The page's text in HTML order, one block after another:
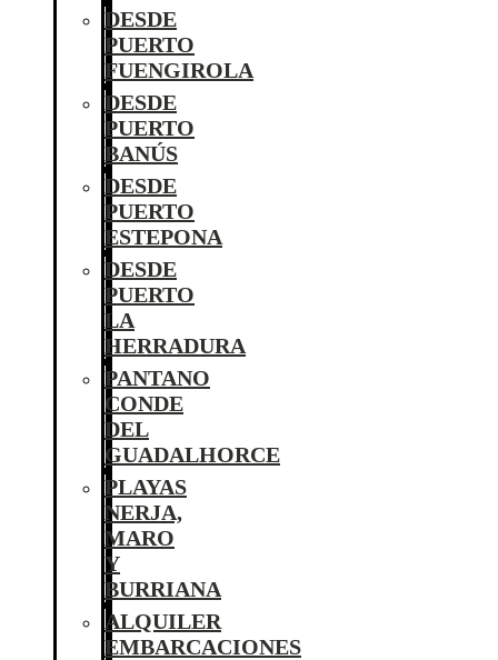
DESDE
PUERTO
FUENGIROLA
DESDE
PUERTO
BANÚS
DESDE
PUERTO
ESTEPONA
DESDE
PUERTO
LA
HERRADURA
PANTANO
CONDE
DEL
GUADALHORCE
PLAYAS
NERJA,
MARO
Y
BURRIANA
ALQUILER
EMBARCACIONES